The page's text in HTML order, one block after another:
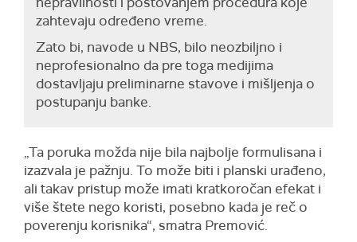
zahtevaju određeno vreme.
Zato bi, navode u NBS, bilo neozbiljno i
neprofesionalno da pre toga medijima
dostavljaju preliminarne stavove i mišljenja o
postupanju banke.
„Ta poruka možda nije bila najbolje formulisana i
izazvala je pažnju. To može biti i planski urađeno,
ali takav pristup može imati kratkoročan efekat i
više štete nego koristi, posebno kada je reč o
poverenju korisnika“, smatra Premović.